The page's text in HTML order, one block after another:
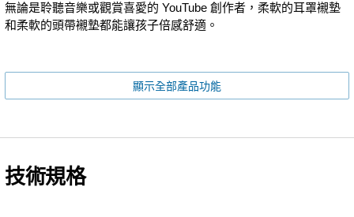
無論是聆聽音樂或觀賞喜愛的 YouTube 創作者，柔軟的耳罩襯墊
和柔軟的頭帶襯墊都能讓孩子倍感舒適。
顯示全部產品功能
技術規格